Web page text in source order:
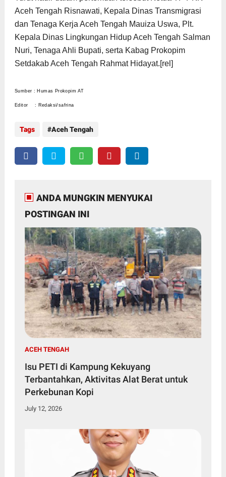
Aceh Tengah Risnawati, Kepala Dinas Transmigrasi
dan Tenaga Kerja Aceh Tengah Mauiza Uswa, Plt.
Kepala Dinas Lingkungan Hidup Aceh Tengah Salman
Nuri, Tenaga Ahli Bupati, serta Kabag Prokopim
Setdakab Aceh Tengah Rahmat Hidayat.[rel]
Sumber : Humas Prokopim AT
Editor : Redaksi/safrina
Tags Aceh Tengah
ANDA MUNGKIN MENYUKAI
POSTINGAN INI
ACEH TENGAH
Isu PETI di Kampung Kekuyang
Terbantahkan, Aktivitas Alat Berat untuk
Perkebunan Kopi
July 12, 2026